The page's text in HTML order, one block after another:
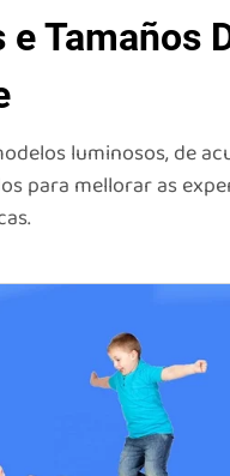
Tamaños
luminosos, de
para mellorar as